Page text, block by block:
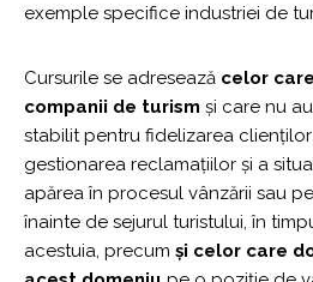
exemple specifice industriei de
Cursurile se adresează celor
companii de turism și care nu
stabilit pentru fidelizarea
gestionarea reclamațiilor și a
apărea în procesul vânzării sau
înainte de sejurul turistului, în
acestuia, precum și celor care